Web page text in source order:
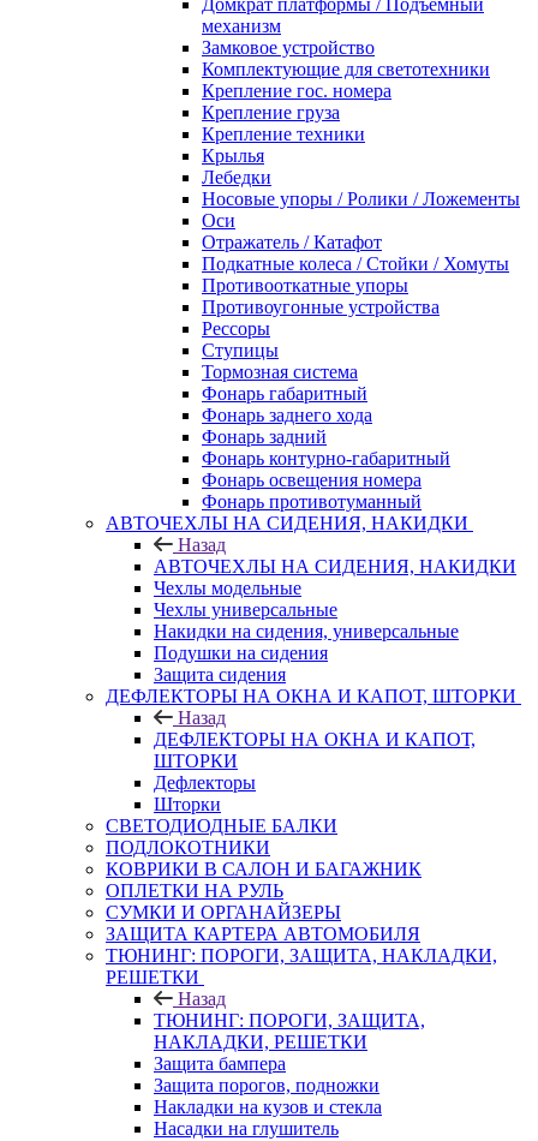
Домкрат платформы / Подъёмный
механизм
Замковое устройство
Комплектующие для светотехники
Крепление гос. номера
Крепление груза
Крепление техники
Крылья
Лебедки
Носовые упоры / Ролики / Ложементы
Оси
Отражатель / Катафот
Подкатные колеса / Стойки / Хомуты
Противооткатные упоры
Противоугонные устройства
Рессоры
Ступицы
Тормозная система
Фонарь габаритный
Фонарь заднего хода
Фонарь задний
Фонарь контурно-габаритный
Фонарь освещения номера
Фонарь противотуманный
АВТОЧЕХЛЫ НА СИДЕНИЯ, НАКИДКИ
Назад
АВТОЧЕХЛЫ НА СИДЕНИЯ, НАКИДКИ
Чехлы модельные
Чехлы универсальные
Накидки на сидения, универсальные
Подушки на сидения
Защита сидения
ДЕФЛЕКТОРЫ НА ОКНА И КАПОТ, ШТОРКИ
Назад
ДЕФЛЕКТОРЫ НА ОКНА И КАПОТ,
ШТОРКИ
Дефлекторы
Шторки
СВЕТОДИОДНЫЕ БАЛКИ
ПОДЛОКОТНИКИ
КОВРИКИ В САЛОН И БАГАЖНИК
ОПЛЕТКИ НА РУЛЬ
СУМКИ И ОРГАНАЙЗЕРЫ
ЗАЩИТА КАРТЕРА АВТОМОБИЛЯ
ТЮНИНГ: ПОРОГИ, ЗАЩИТА, НАКЛАДКИ,
РЕШЕТКИ
Назад
ТЮНИНГ: ПОРОГИ, ЗАЩИТА,
НАКЛАДКИ, РЕШЕТКИ
Защита бампера
Защита порогов, подножки
Накладки на кузов и стекла
Насадки на глушитель